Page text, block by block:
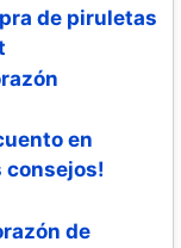
de piruletas
en
consejos!
de